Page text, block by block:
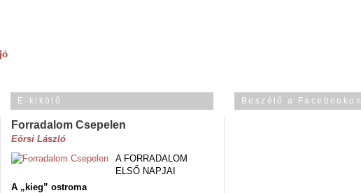
E-kikötő
Forradalom Csepelen
Eörsi László
A FORRADALOM
ELSŐ NAPJAI
A „kieg” ostroma
Beszélő a Facebookon